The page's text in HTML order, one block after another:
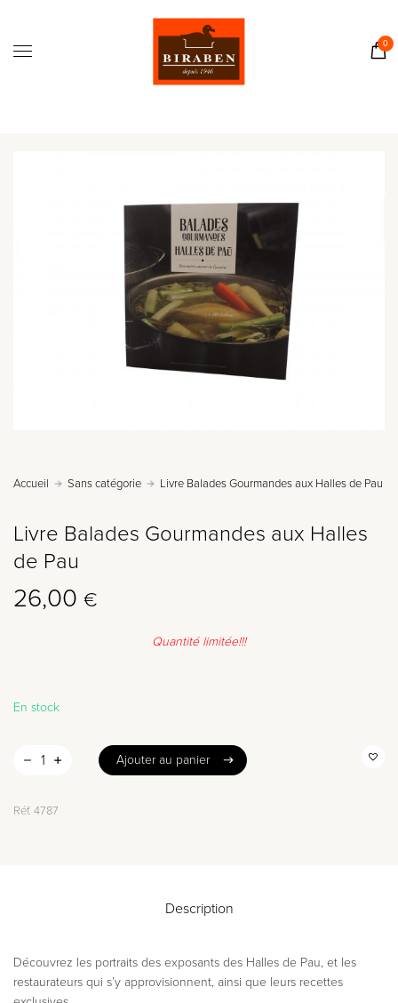
0
Accueil Sans catégorie Livre Balades Gourmandes aux Halles de Pau
Livre Balades Gourmandes aux Halles
de Pau
26,00 €
Quantité limitée!!!
En stock
Ajouter au panier
Ajouter au panier
Réf. 4787
Description
Découvrez les portraits des exposants des Halles de Pau, et les
restaurateurs qui s’y approvisionnent, ainsi que leurs recettes